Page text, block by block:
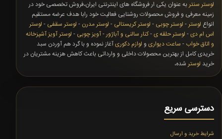
لوستر سنتر به عنوان یکی ار فروشگاه های اینترنتی ایران،فروش تخصصی خود در
زمینه معرفی و فروش محصولات روشنایی فعالیت خود رابا هدف عرضه مستقیم
انواع لوستر - لوستر چوبی - لوستر کریستالی - لوستر مدرن - لوستر سقفی - لوستر
اس ام دی- لوستر حلقه ی-کنار سالنی و آباژور-آویز چوبی - لوستر آویز آشپزخانه
و اتاق خواب - ساعت دیواری و لوازم دکوریآغاز نموده و با گرد هم آوردن سبد
خریدی کامل از بهترین محصولات داخلی و وارداتی باعث کاهش هزینه مشتریان در
خرید لوستر شده،
دسترسی سریع
شرایط خرید و ارسال